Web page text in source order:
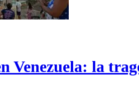
Venezuela: la